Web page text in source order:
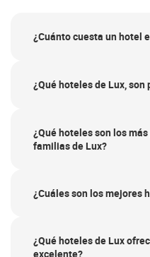
¿Cuánto cuesta un hotel
¿Qué hoteles de Lux,
¿Qué hoteles son los
familias de Lux?
¿Cuáles son los mejores
¿Qué hoteles de Lux
excelente?